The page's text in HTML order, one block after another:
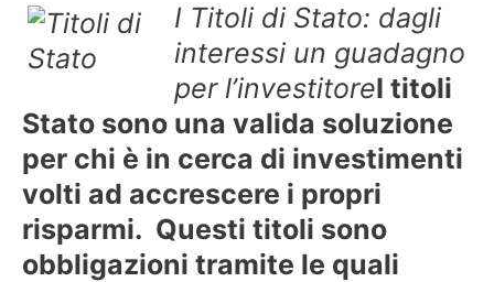
I Titoli di Stato: dagli
interessi un guadagno
per l’investitoreI titoli
Stato sono una valida soluzione
per chi è in cerca di investimenti
volti ad accrescere i propri
risparmi. Questi titoli sono
obbligazioni tramite le quali